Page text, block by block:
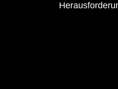
Inspirationen